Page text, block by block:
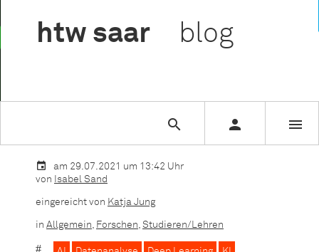
htw saar blog
  
Wenn der Rechner zum Künstler wird
am 29.07.2021 um 13:42 Uhr
von
Isabel Sand
eingereicht von Katja Jung
in Allgemein, Forschen, Studieren/Lehren